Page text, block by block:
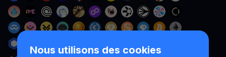
Nous utilisons des cookies